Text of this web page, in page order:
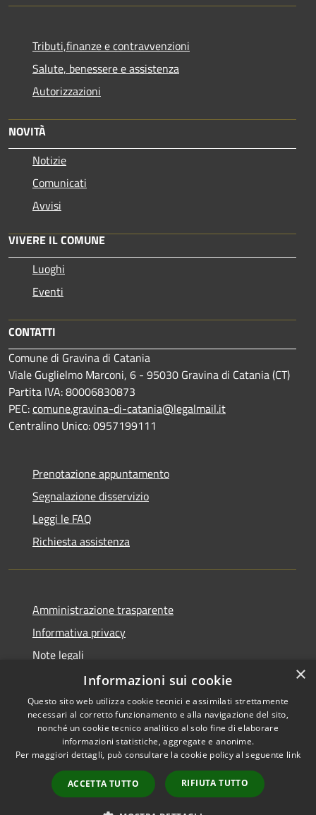
Tributi,finanze e contravvenzioni
Salute, benessere e assistenza
Autorizzazioni
NOVITÀ
Notizie
Comunicati
Avvisi
VIVERE IL COMUNE
Luoghi
Eventi
CONTATTI
Comune di Gravina di Catania
Viale Guglielmo Marconi, 6 - 95030 Gravina di Catania (CT)
Partita IVA: 80006830873
PEC:comune.gravina-di-catania@legalmail.it
Centralino Unico: 0957199111
Prenotazione appuntamento
Segnalazione disservizio
Leggi le FAQ
Richiesta assistenza
Amministrazione trasparente
Informativa privacy
Note legali
Dichiarazione di accessibilità
RSS
Accessibilità
Copyright © 2026 • Comune di
byMunicipium
Accesso
redazione
×
Informazioni sui cookie
Questo sito web utilizza cookie tecnici e assimilati strettamente
necessari al corretto funzionamento e alla navigazione del sito,
nonché un cookie tecnico analitico al solo fine di elaborare
informazioni statistiche, aggregate e anonime.
Per maggiori dettagli, può consultare la cookie policy al seguente link
ACCETTA TUTTO RIFIUTA TUTTO